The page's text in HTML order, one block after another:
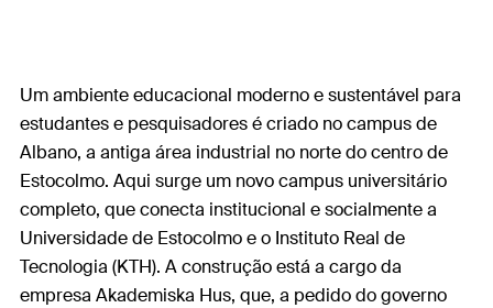
Um ambiente educacional moderno e sustentável para
estudantes e pesquisadores é criado no campus de
Albano, a antiga área industrial no norte do centro de
Estocolmo. Aqui surge um novo campus universitário
completo, que conecta institucional e socialmente a
Universidade de Estocolmo e o Instituto Real de
Tecnologia (KTH). A construção está a cargo da
empresa Akademiska Hus, que, a pedido do governo